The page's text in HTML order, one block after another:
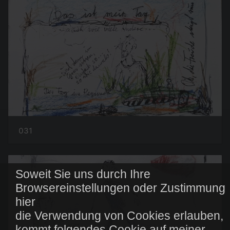
Soweit Sie uns durch Ihre
Browsereinstellungen oder Zustimmung
hier
die Verwendung von Cookies erlauben,
031